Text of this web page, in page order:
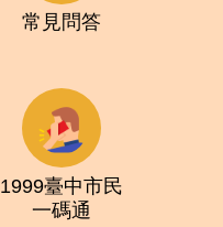
常見問答
1999臺中市民
一碼通